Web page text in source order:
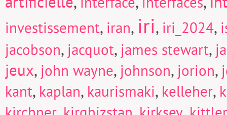
investissement, iran, iri, iri_2024,
jacobson, jacquot, james stewart,
jeux, john wayne, johnson, jorion,
kant, kaplan, kaurismaki, kelleher,